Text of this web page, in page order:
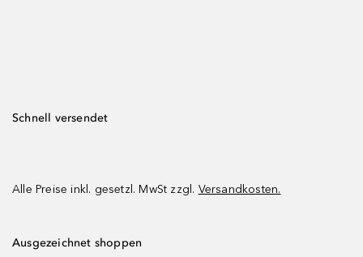
Schnell versendet
Alle Preise inkl. gesetzl. MwSt zzgl. Versandkosten.
Ausgezeichnet shoppen